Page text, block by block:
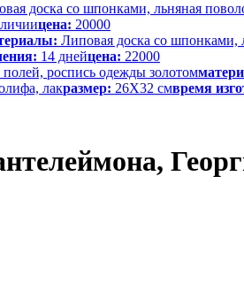
доска со шпонками, льняная
цена: 20000
Липовая доска со шпонками,
14 днейцена: 22000
полей, роспись одежды золотом
лакразмер: 26Х32 смвремя